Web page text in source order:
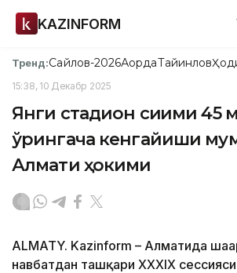
KAZINFORM
Тренд:Сайлов-2026АқордаТайинлов
15:38, 10 Декабр 2025
Янги стадион сиғими 45
ўрингача кенгайиши
Алмати ҳокими
ALMATY. Kazinform – Алматида
навбатдан ташқари XXXIX